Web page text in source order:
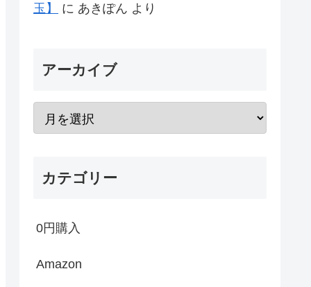
玉】
に あきぽん より
アーカイブ
カテゴリー
0円購入
Amazon